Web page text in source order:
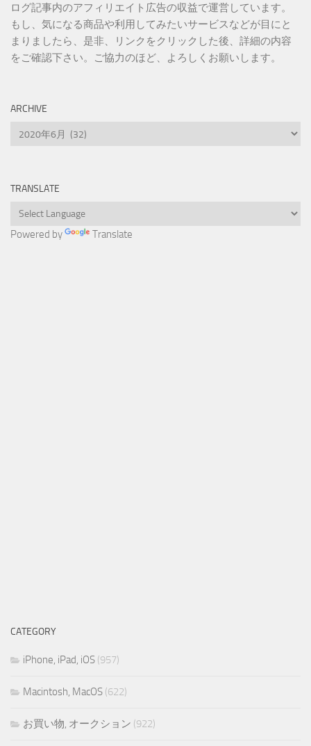
ログ記事内のアフィリエイト広告の収益で運営しています。
もし、気になる商品や利用してみたいサービスなどが目にと
まりましたら、是非、リンクをクリックした後、詳細の内容
をご確認下さい。ご協力のほど、よろしくお願いします。
ARCHIVE
Archive
TRANSLATE
Powered by Translate
CATEGORY
iPhone, iPad, iOS (957)
Macintosh, MacOS (622)
お買い物, オークション (922)